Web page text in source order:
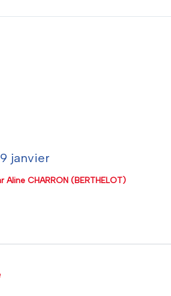
janvier
Aline CHARRON (BERTHELOT)